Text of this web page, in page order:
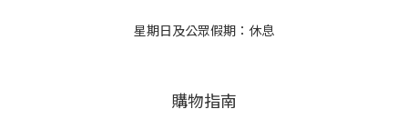
星期日及公眾假期：休息
購物指南